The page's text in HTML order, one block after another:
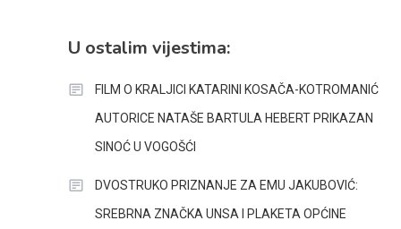
U ostalim vijestima:
FILM O KRALJICI KATARINI KOSAČA-KOTROMANIĆ
AUTORICE NATAŠE BARTULA HEBERT PRIKAZAN
SINOĆ U VOGOŠĆI
DVOSTRUKO PRIZNANJE ZA EMU JAKUBOVIĆ:
SREBRNA ZNAČKA UNSA I PLAKETA OPĆINE